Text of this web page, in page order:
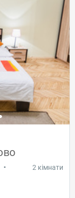
• 2 кімнати